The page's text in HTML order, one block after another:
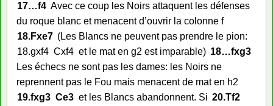
17…f4 Avec ce coup les Noirs attaquent les défenses
du roque blanc et menacent d’ouvrir la colonne f
18.Fxe7
Les Blancs ne peuvent pas prendre le pion:
18.gxf4 Cxf4 et le mat en g2 est imparable 18…fxg3
Les échecs ne sont pas les dames: les Noirs ne
reprennent pas le Fou mais menacent de mat en h2
19.fxg3 Ce3 et les Blancs abandonnent. Si 20.Tf2